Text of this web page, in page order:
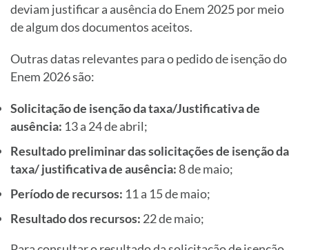
deviam justificar a ausência do Enem 2025 por meio
de algum dos documentos aceitos.
Outras datas relevantes para o pedido de isenção do
Enem 2026 são:
Solicitação de isenção da taxa/Justificativa de
ausência: 13 a 24 de abril;
Resultado preliminar das solicitações de isenção da
taxa/ justificativa de ausência: 8 de maio;
Período de recursos: 11 a 15 de maio;
Resultado dos recursos: 22 de maio;